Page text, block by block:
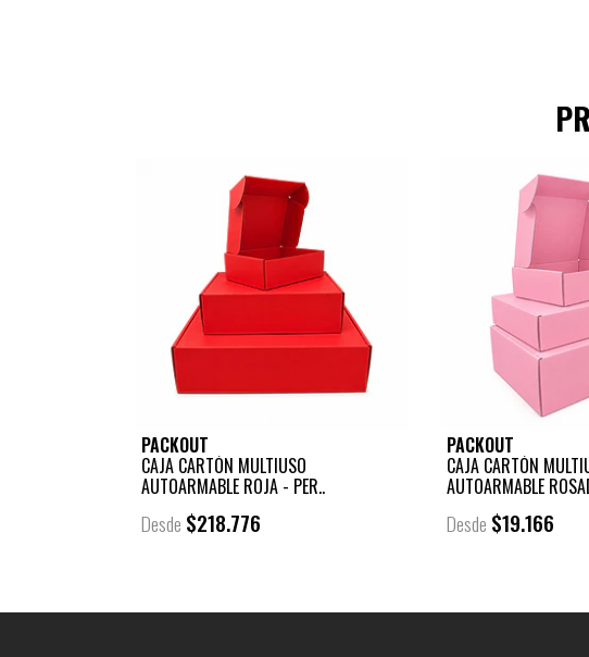
PACKOUT
CAJA CARTÓN MULTIUSO
AUTOARMABLE ROJA - PER..
Desde $218.776
PACKOUT
CAJA CARTÓN
AUTOARMABLE
Desde $19.166